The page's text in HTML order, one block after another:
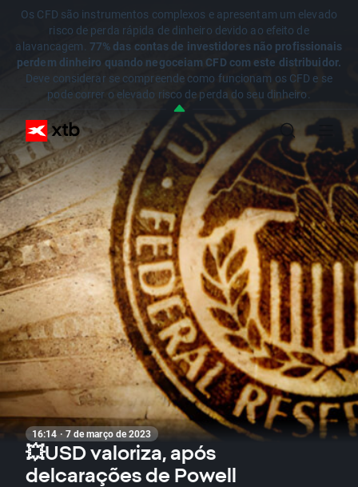
Os CFD são instrumentos complexos e apresentam um elevado
risco de perda rápida de dinheiro devido ao efeito de
alavancagem. 77% das contas de investidores não profissionais
perdem dinheiro quando negoceiam CFD com este distribuidor.
Deve considerar se compreende como funcionam os CFD e se
pode correr o elevado risco de perda do seu dinheiro.
16:14 · 7 de março de 2023
💥USD valoriza, após
delcarações de Powell